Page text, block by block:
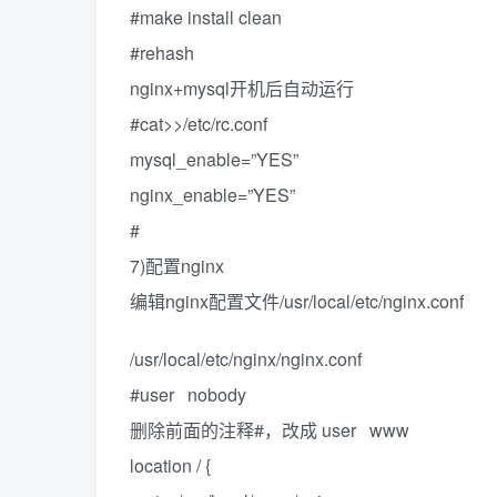
#make install clean
#rehash
nginx+mysql开机后自动运行
#cat>>/etc/rc.conf
mysql_enable=”YES”
nginx_enable=”YES”
#
7)配置nginx
编辑nginx配置文件/usr/local/etc/nginx.conf
/usr/local/etc/nginx/nginx.conf
#user nobody
删除前面的注释#，改成 user www
location / {